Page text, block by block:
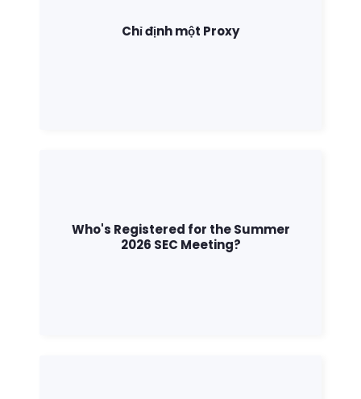
Chỉ định một Proxy
Who's Registered for the Summer
2026 SEC Meeting?